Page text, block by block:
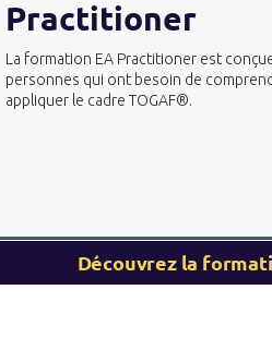
Practitioner
La formation EA Practitioner est
personnes qui ont besoin de
appliquer le cadre TOGAF®.
Découvrez la